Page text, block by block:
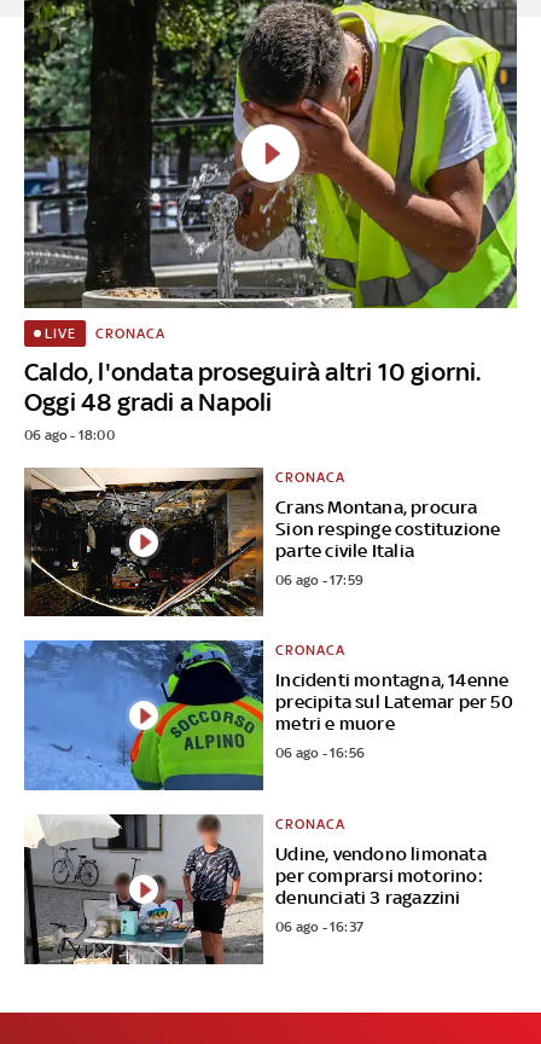
Caldo, l'ondata proseguirà altri 10 giorni.
Oggi 48 gradi a Napoli
LIVE CRONACA
06 ago - 18:00
Crans Montana, procura
Sion respinge costituzione
parte civile Italia
CRONACA
06 ago - 17:59
Incidenti montagna, 14enne
precipita sul Latemar per 50
metri e muore
CRONACA
06 ago - 16:56
Udine, vendono limonata
per comprarsi motorino:
denunciati 3 ragazzini
CRONACA
06 ago - 16:37